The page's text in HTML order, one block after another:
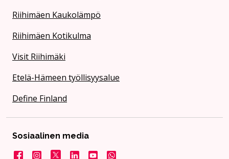
Riihimäen Kaukolämpö
Riihimäen Kotikulma
Visit Riihimäki
Etelä-Hämeen työllisyysalue
Define Finland
Sosiaalinen media